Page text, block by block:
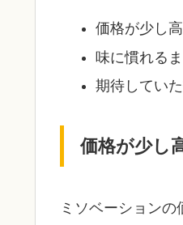
価格が少し
味に慣れる
期待してい
価格が少し
ミソベーション